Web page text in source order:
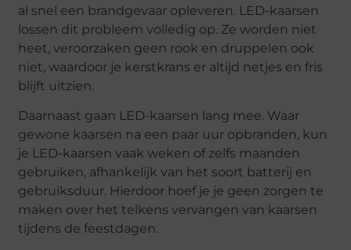
al snel een brandgevaar opleveren. LED-kaarsen
lossen dit probleem volledig op. Ze worden niet
heet, veroorzaken geen rook en druppelen ook
niet, waardoor je kerstkrans er altijd netjes en fris
blijft uitzien.
Daarnaast gaan LED-kaarsen lang mee. Waar
gewone kaarsen na een paar uur opbranden, kun
je LED-kaarsen vaak weken of zelfs maanden
gebruiken, afhankelijk van het soort batterij en
gebruiksduur. Hierdoor hoef je je geen zorgen te
maken over het telkens vervangen van kaarsen
tijdens de feestdagen.